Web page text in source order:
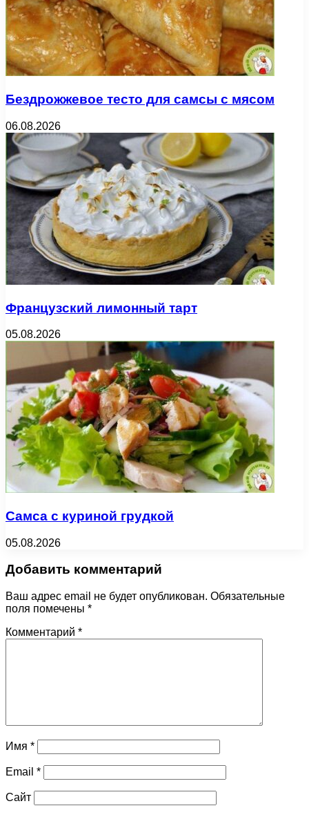
Бездрожжевое тесто для самсы с мясом
06.08.2026
Французский лимонный тарт
05.08.2026
Самса с куриной грудкой
05.08.2026
Добавить комментарий
Ваш адрес email не будет опубликован. Обязательные
поля помечены *
Комментарий *
Имя *
Email *
Сайт